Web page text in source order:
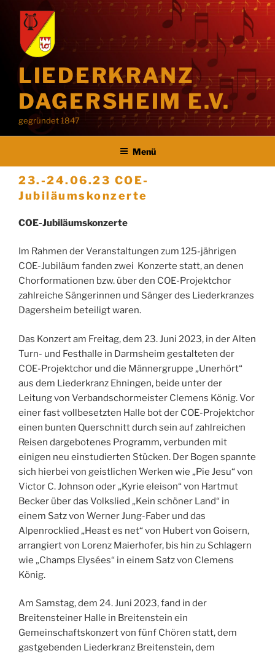
Inhalt
springen
LIEDERKRANZ
DAGERSHEIM E.V.
gegründet 1847
Menü
23.-24.06.23 COE-
Jubiläumskonzerte
COE-Jubiläumskonzerte
Im Rahmen der Veranstaltungen zum 125-jährigen
COE-Jubiläum fanden zwei Konzerte statt, an denen
Chorformationen bzw. über den COE-Projektchor
zahlreiche Sängerinnen und Sänger des Liederkranzes
Dagersheim beteiligt waren.
Das Konzert am Freitag, dem 23. Juni 2023, in der Alten
Turn- und Festhalle in Darmsheim gestalteten der
COE-Projektchor und die Männergruppe „Unerhört“
aus dem Liederkranz Ehningen, beide unter der
Leitung von Verbandschormeister Clemens König. Vor
einer fast vollbesetzten Halle bot der COE-Projektchor
einen bunten Querschnitt durch sein auf zahlreichen
Reisen dargebotenes Programm, verbunden mit
einigen neu einstudierten Stücken. Der Bogen spannte
sich hierbei von geistlichen Werken wie „Pie Jesu“ von
Victor C. Johnson oder „Kyrie eleison“ von Hartmut
Becker über das Volkslied „Kein schöner Land“ in
einem Satz von Werner Jung-Faber und das
Alpenrocklied „Heast es net“ von Hubert von Goisern,
arrangiert von Lorenz Maierhofer, bis hin zu Schlagern
wie „Champs Elysées“ in einem Satz von Clemens
König.
Am Samstag, dem 24. Juni 2023, fand in der
Breitensteiner Halle in Breitenstein ein
Gemeinschaftskonzert von fünf Chören statt, dem
gastgebenden Liederkranz Breitenstein, dem